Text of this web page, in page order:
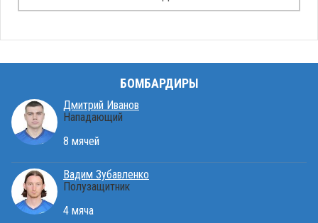
БОМБАРДИРЫ
Дмитрий Иванов
Нападающий
8 мячей
Вадим Зубавленко
Полузащитник
4 мяча